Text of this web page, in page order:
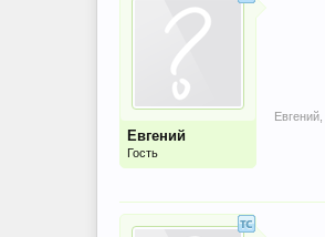
Евгений
Гость
Евгений